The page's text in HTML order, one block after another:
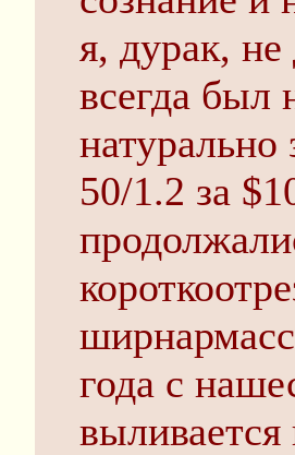
я, дурак,
всегда был
натурально
50/1.2 за
года с
выливается